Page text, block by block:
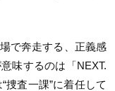
で奔走する、正義感
味するのは「NEXT.
捜査一課”に着任して